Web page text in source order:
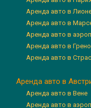
Аренда авто в
Аренда авто в
Аренда авто в
Аренда авто в
Аренда авто в
Аренда авто в
Аренда авто в Вене
Аренда авто в